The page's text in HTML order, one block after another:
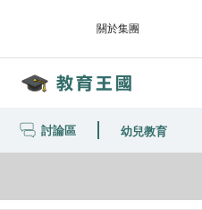
關於集團
討論區 幼兒教育